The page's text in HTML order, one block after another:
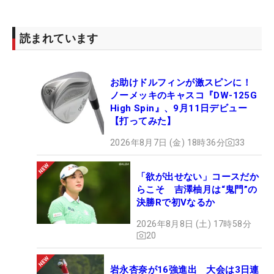
げている日本勢にとって、“相性のいい大会”ともい
える。さらには14年ぶりの日本開催という、またと
いて聞かれると、「日本人としてチャンスだと思い
ます。出場できなかった選手の分、頑張っていきた
いです」と力を込めた本。「今年は日本開催という
こともあるので、最後まで優勝争いに絡んでいきた
いです」と静かな闘志を燃やす佐藤。そして「今回
は苦手なコースですけど、自分を信じて、仲間を信
じて頑張りたいです」と苦手払拭でタイトル獲得を
目指す松井。三者三様の回答だが、今大会にかける
思いは皆同じだ。（文・齊藤啓介）
読まれています
お助けドルフィンが激スピンに！
ノーメッキのキャスコ『DW-125G
High Spin』、9月11日デビュー
【打ってみた】
2026年8月7日 (金) 18時36分 33
「欲が出せない」コースだか
らこそ 吉澤柚月は“鬼門”の
決勝Rで初Vなるか
2026年8月8日 (土) 17時58分
20
岩永杏奈が16強進出 大会は3日連